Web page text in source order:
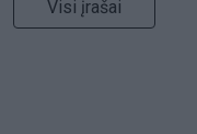
Visi įrašai